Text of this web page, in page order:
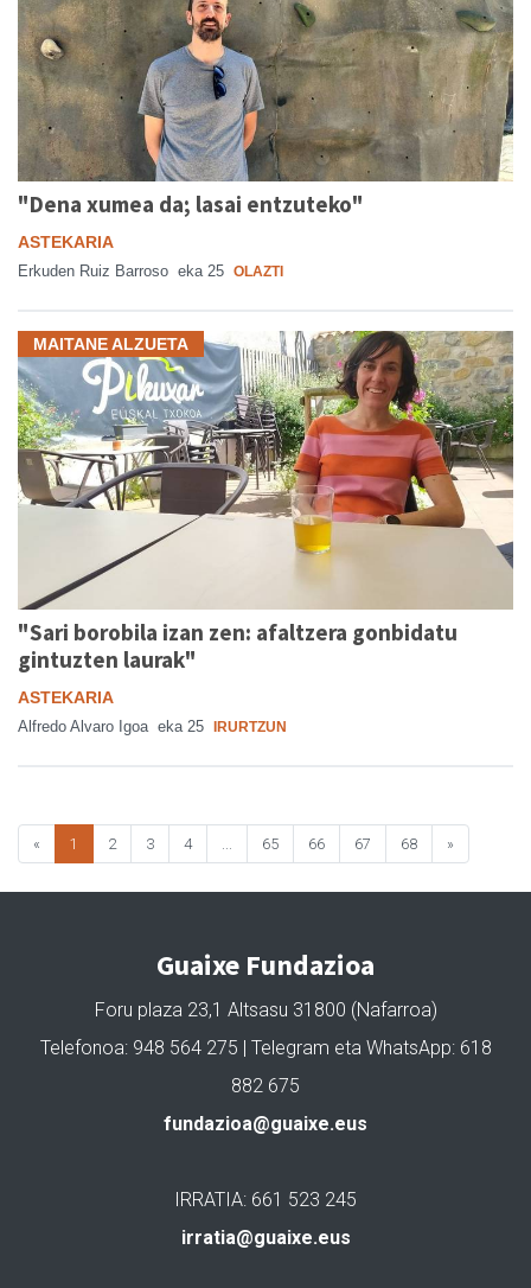
"Dena xumea da; lasai entzuteko"
ASTEKARIA
Erkuden Ruiz Barroso eka 25 OLAZTI
MAITANE ALZUETA
"Sari borobila izan zen: afaltzera gonbidatu
gintuzten laurak"
ASTEKARIA
Alfredo Alvaro Igoa eka 25 IRURTZUN
« 1 2 3 4 65 66 67 68 »
Guaixe Fundazioa
Foru plaza 23,1 Altsasu 31800 (Nafarroa)
Telefonoa: 948 564 275 | Telegram eta WhatsApp: 618
882 675
fundazioa@guaixe.eus
IRRATIA: 661 523 245
irratia@guaixe.eus